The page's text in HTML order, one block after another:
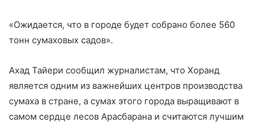
«Ожидается, что в городе будет собрано более 560
тонн сумаховых садов».
Ахад Тайери сообщил журналистам, что Хоранд
является одним из важнейших центров производства
сумаха в стране, а сумах этого города выращивают в
самом сердце лесов Арасбарана и считаются лучшим